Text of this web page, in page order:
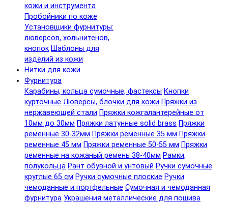
кожи и инструмента
Пробойники по коже
Установщики фурнитуры:
люверсов, хольнитенов,
кнопок Шаблоны для
изделий из кожи
Нитки для кожи
Фурнитура
Карабины, кольца сумочные, фастексы Кнопки
курточные Люверсы, блочки для кожи Пряжки из
нержавеющей стали Пряжки кожгалантерейные от
10мм до 30мм Пряжки латунные solid brass Пряжки
ременные 30-32мм Пряжки ременные 35 мм Пряжки
ременные 45 мм Пряжки ременные 50-55 мм Пряжки
ременные на кожаный ремень 38-40мм Рамки,
полукольца Рант обувной и унтовый Ручки сумочные
круглые 65 см Ручки сумочные плоские Ручки
чемоданные и портфельные Сумочная и чемоданная
фурнитура Украшения металлические для пошива